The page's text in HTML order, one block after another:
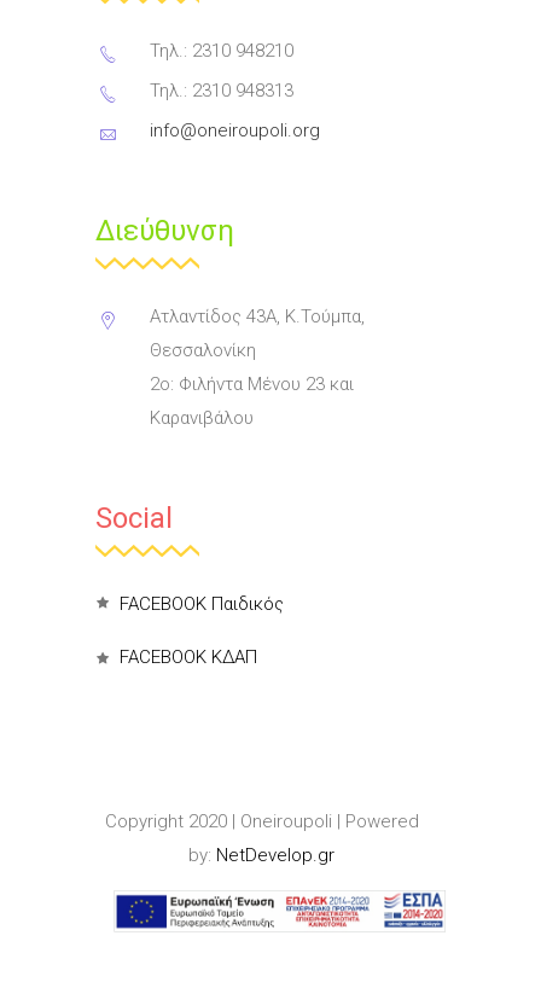
Τηλ.: 2310 948210
Τηλ.: 2310 948313
info@oneiroupoli.org
Διεύθυνση
Ατλαντίδος 43Α, Κ.Τούμπα,
Θεσσαλονίκη
2ο: Φιλήντα Μένου 23 και
Καρανιβάλου
Social
FACEBOOK Παιδικός
FACEBOOK ΚΔΑΠ
Copyright 2020 | Oneiroupoli | Powered
by: NetDevelop.gr